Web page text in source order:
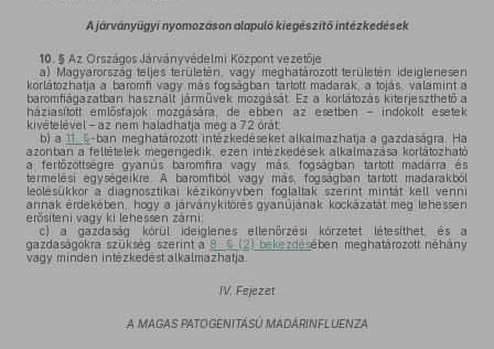
A járványügyi nyomozáson alapuló kiegészítő intézkedések
10. § Az Országos Járványvédelmi Központ vezetője
a) Magyarország teljes területén, vagy meghatározott területén ideiglenesen
korlátozhatja a baromfi vagy más fogságban tartott madarak, a tojás, valamint a
baromfiágazatban használt járművek mozgását. Ez a korlátozás kiterjeszthető a
háziasított emlősfajok mozgására, de ebben az esetben – indokolt esetek
kivételével – az nem haladhatja meg a 72 órát;
b) a 11. §-ban meghatározott intézkedéseket alkalmazhatja a gazdaságra. Ha
azonban a feltételek megengedik, ezen intézkedések alkalmazása korlátozható
a fertőzöttségre gyanús baromfira vagy más, fogságban tartott madárra és
termelési egységeikre. A baromfiból vagy más, fogságban tartott madarakból
leölésükkor a diagnosztikai kézikönyvben foglaltak szerint mintát kell venni
annak érdekében, hogy a járványkitörés gyanújának kockázatát meg lehessen
erősíteni vagy ki lehessen zárni;
c) a gazdaság körül ideiglenes ellenőrzési körzetet létesíthet, és a
gazdaságokra szükség szerint a 8. § (2) bekezdésében meghatározott néhány
vagy minden intézkedést alkalmazhatja.
IV. Fejezet
A MAGAS PATOGENITÁSÚ MADÁRINFLUENZA